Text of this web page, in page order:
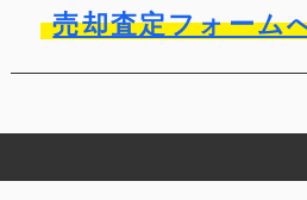
売却査定フォーム